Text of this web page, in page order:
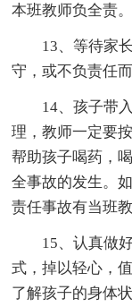
本班教师负全责。
13、等待家
守，或不负责任
14、孩子带
理，教师一定要
帮助孩子喝药，
全事故的发生。
责任事故有当班
15、认真做
式，掉以轻心，
了解孩子的身体